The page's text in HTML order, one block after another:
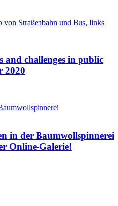
and challenges in public
2020
in der Baumwollspinnerei
Online-Galerie!